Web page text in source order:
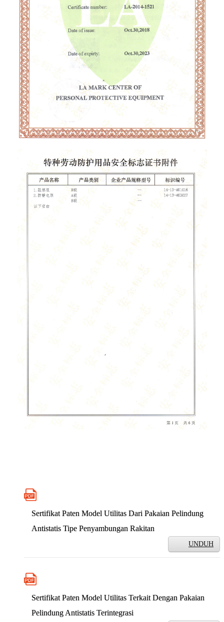
Sertifikat Paten Model Utilitas Dari Pakaian Pelindung
Antistatis Tipe Penyambungan Rakitan
UNDUH
Sertifikat Paten Model Utilitas Terkait Dengan Pakaian
Pelindung Antistatis Terintegrasi